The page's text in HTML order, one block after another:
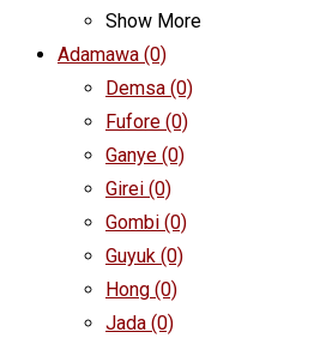
Show More
Adamawa (0)
Demsa (0)
Fufore (0)
Ganye (0)
Girei (0)
Gombi (0)
Guyuk (0)
Hong (0)
Jada (0)